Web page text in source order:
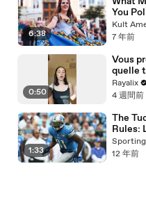
6:38
You
Kult
7 年前
0:50
Vous
quelle
?? Rayan
voulait
on a
3ème
Rayalix
4 週間前
1:33
The
Rules:
Calvin
12 年前